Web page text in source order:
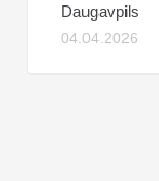
Daugavpils
04.04.2026